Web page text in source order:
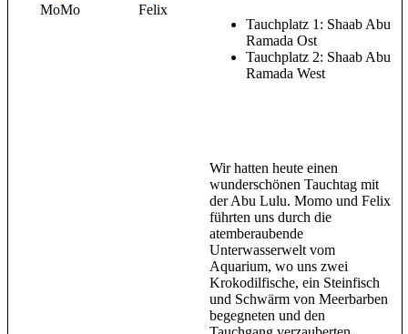
MoMo Felix
Tauchplatz 1: Shaab Abu
Ramada Ost
Tauchplatz 2: Shaab Abu
Ramada West
Wir hatten heute einen
wunderschönen Tauchtag mit
der Abu Lulu. Momo und Felix
führten uns durch die
atemberaubende
Unterwasserwelt vom
Aquarium, wo uns zwei
Krokodilfische, ein Steinfisch
und Schwärm von Meerbarben
begegneten und den